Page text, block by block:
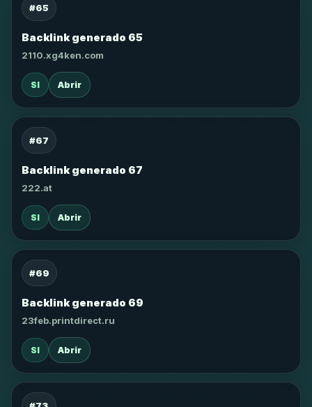
#65
Backlink generado 65
2110.xg4ken.com
SI Abrir
#67
Backlink generado 67
222.at
SI Abrir
#69
Backlink generado 69
23feb.printdirect.ru
SI Abrir